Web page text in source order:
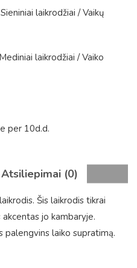
Sieniniai laikrodžiai /Vaikų
Mediniai laikrodžiai /Vaiko
per 10d.d.
Atsiliepimai (0)
Šis laikrodis tikrai
jo kambaryje.
laiko supratimą.